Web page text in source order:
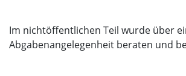
Im nichtöffentlichen Teil wurde über
Abgabenangelegenheit beraten und